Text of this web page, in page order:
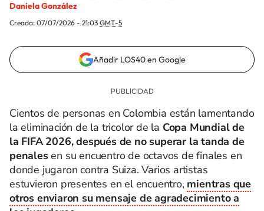
Daniela González
Creada: 07/07/2026 - 21:03 GMT-5
Añadir LOS40 en Google
Cientos de personas en Colombia están lamentando
la eliminación de la tricolor de la Copa Mundial de
la FIFA 2026, después de no superar la tanda de
penalesen su encuentro de octavos de finales en
donde jugaron contra Suiza. Varios artistas
estuvieron presentes en el encuentro, mientras que
otros enviaron su mensaje de agradecimiento a